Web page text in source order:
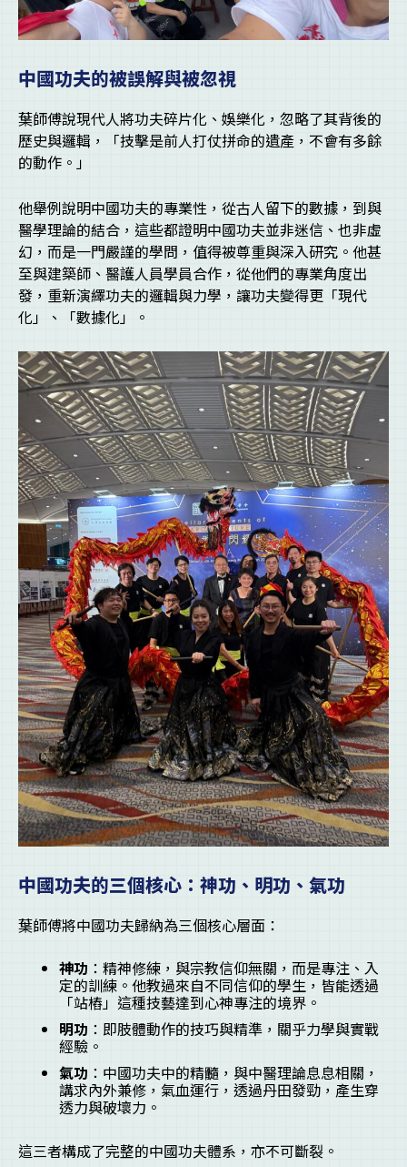
中國功夫的被誤解與被忽視
葉師傅說現代人將功夫碎片化、娛樂化，忽略了其背後的
歷史與邏輯，「技擊是前人打仗拼命的遺產，不會有多餘
的動作。」
他舉例說明中國功夫的專業性，從古人留下的數據，到與
醫學理論的結合，這些都證明中國功夫並非迷信、也非虛
幻，而是一門嚴謹的學問，值得被尊重與深入研究。他甚
至與建築師、醫護人員學員合作，從他們的專業角度出
發，重新演繹功夫的邏輯與力學，讓功夫變得更「現代
化」、「數據化」。
中國功夫的三個核心：神功、明功、氣功
葉師傅將中國功夫歸納為三個核心層面：
神功 ：精神修練，與宗教信仰無關，而是專注、入
定的訓練。他教過來自不同信仰的學生，皆能透過
「站樁」這種技藝達到心神專注的境界。
明功 ：即肢體動作的技巧與精準，關乎力學與實戰
經驗。
氣功 ：中國功夫中的精髓，與中醫理論息息相關，
講求內外兼修，氣血運行，透過丹田發勁，產生穿
透力與破壞力。
這三者構成了完整的中國功夫體系，亦不可斷裂。